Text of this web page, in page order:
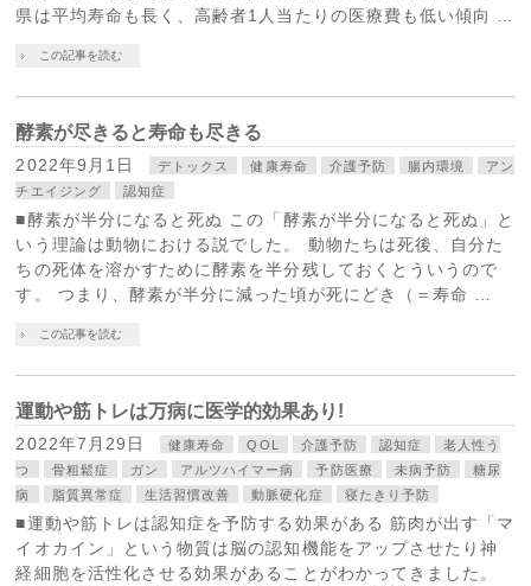
県は平均寿命も長く、高齢者1人当たりの医療費も低い傾向 …
この記事を読む
酵素が尽きると寿命も尽きる
2022年9月1日 デトックス 健康寿命 介護予防 腸内環境
アン
チエイジング
認知症
■酵素が半分になると死ぬ この「酵素が半分になると死ぬ」と
いう理論は動物における説でした。 動物たちは死後、自分た
ちの死体を溶かすために酵素を半分残しておくとういうので
す。 つまり、酵素が半分に減った頃が死にどき（＝寿命 …
この記事を読む
運動や筋トレは万病に医学的効果あり!
2022年7月29日 健康寿命 QOL 介護予防 認知症
老人性う
つ
骨粗鬆症 ガン アルツハイマー病 予防医療 未病予防
糖尿
病
脂質異常症 生活習慣改善 動脈硬化症 寝たきり予防
■運動や筋トレは認知症を予防する効果がある 筋肉が出す「マ
イオカイン」という物質は脳の認知機能をアップさせたり神
経細胞を活性化させる効果があることがわかってきました。